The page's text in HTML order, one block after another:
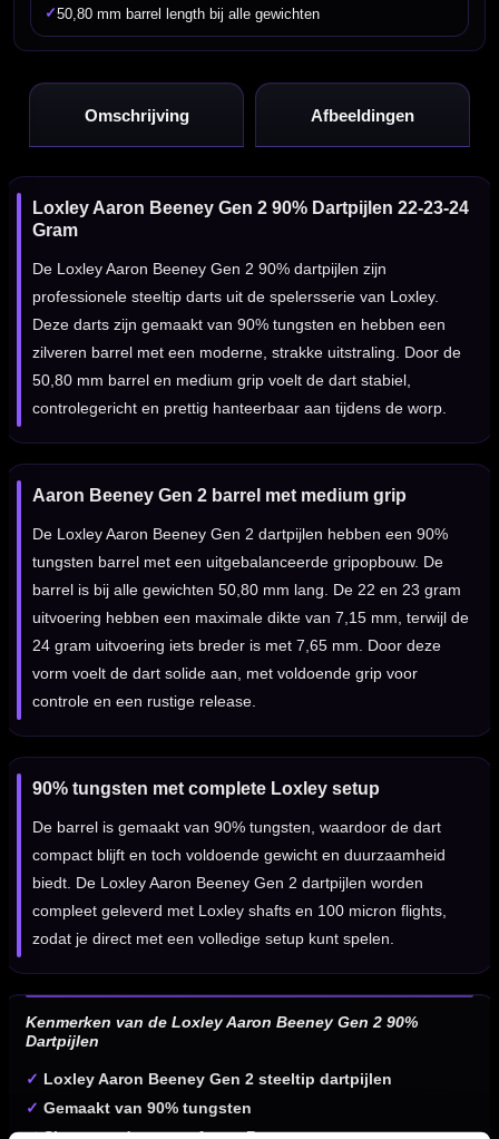
✓50,80 mm barrel length bij alle gewichten
Omschrijving Afbeeldingen
Loxley Aaron Beeney Gen 2 90% Dartpijlen 22-23-24
Gram
De Loxley Aaron Beeney Gen 2 90% dartpijlen zijn
professionele steeltip darts uit de spelersserie van Loxley.
Deze darts zijn gemaakt van 90% tungsten en hebben een
zilveren barrel met een moderne, strakke uitstraling. Door de
50,80 mm barrel en medium grip voelt de dart stabiel,
controlegericht en prettig hanteerbaar aan tijdens de worp.
Aaron Beeney Gen 2 barrel met medium grip
De Loxley Aaron Beeney Gen 2 dartpijlen hebben een 90%
tungsten barrel met een uitgebalanceerde gripopbouw. De
barrel is bij alle gewichten 50,80 mm lang. De 22 en 23 gram
uitvoering hebben een maximale dikte van 7,15 mm, terwijl de
24 gram uitvoering iets breder is met 7,65 mm. Door deze
vorm voelt de dart solide aan, met voldoende grip voor
controle en een rustige release.
90% tungsten met complete Loxley setup
De barrel is gemaakt van 90% tungsten, waardoor de dart
compact blijft en toch voldoende gewicht en duurzaamheid
biedt. De Loxley Aaron Beeney Gen 2 dartpijlen worden
compleet geleverd met Loxley shafts en 100 micron flights,
zodat je direct met een volledige setup kunt spelen.
Kenmerken van de Loxley Aaron Beeney Gen 2 90%
Dartpijlen
✓ Loxley Aaron Beeney Gen 2 steeltip dartpijlen
✓ Gemaakt van 90% tungsten